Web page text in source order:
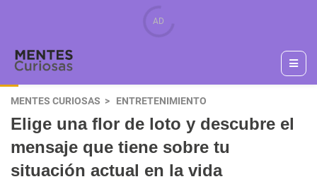
MENTES CURIOSAS ENTRETENIMIENTO
Elige una flor de loto y descubre el
mensaje que tiene sobre tu
situación actual en la vida